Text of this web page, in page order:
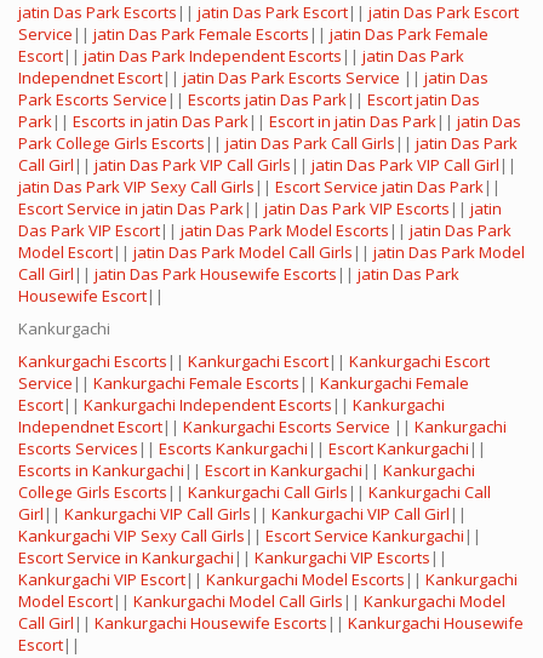
jatin Das Park Escorts || jatin Das Park Escort|| jatin Das Park Escort
Service || jatin Das Park Female Escorts || jatin Das Park Female
Escort|| jatin Das Park Independent Escorts || jatin Das Park
Independnet Escort|| jatin Das Park Escorts Service || jatin Das
Park Escorts Service || Escorts jatin Das Park|| Escort jatin Das
Park|| Escorts in jatin Das Park|| Escort in jatin Das Park|| jatin Das
Park College Girls Escorts || jatin Das Park Call Girls || jatin Das Park
Call Girl || jatin Das Park VIP Call Girls || jatin Das Park VIP Call Girl ||
jatin Das Park VIP Sexy Call Girls || Escort Service jatin Das Park||
Escort Service in jatin Das Park|| jatin Das Park VIP Escorts || jatin
Das Park VIP Escort|| jatin Das Park Model Escorts || jatin Das Park
Model Escort|| jatin Das Park Model Call Girls || jatin Das Park Model
Call Girl || jatin Das Park Housewife Escorts || jatin Das Park
Housewife Escort||
Kankurgachi
Kankurgachi Escorts || Kankurgachi Escort|| Kankurgachi Escort
Service || Kankurgachi Female Escorts || Kankurgachi Female
Escort|| Kankurgachi Independent Escorts || Kankurgachi
Independnet Escort|| Kankurgachi Escorts Service || Kankurgachi
Escorts Services || Escorts Kankurgachi || Escort Kankurgachi ||
Escorts in Kankurgachi || Escort in Kankurgachi || Kankurgachi
College Girls Escorts || Kankurgachi Call Girls || Kankurgachi Call
Girl || Kankurgachi VIP Call Girls || Kankurgachi VIP Call Girl ||
Kankurgachi VIP Sexy Call Girls || Escort Service Kankurgachi ||
Escort Service in Kankurgachi || Kankurgachi VIP Escorts ||
Kankurgachi VIP Escort|| Kankurgachi Model Escorts || Kankurgachi
Model Escort|| Kankurgachi Model Call Girls || Kankurgachi Model
Call Girl || Kankurgachi Housewife Escorts || Kankurgachi Housewife
Escort||